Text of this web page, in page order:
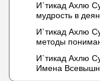
И`тикад Ахлю
мудрость в
не пришло в
Таймийи
И`тикад Ахлю
методы
Что означает
(без образа)?
И`тикад Ахлю
Имена